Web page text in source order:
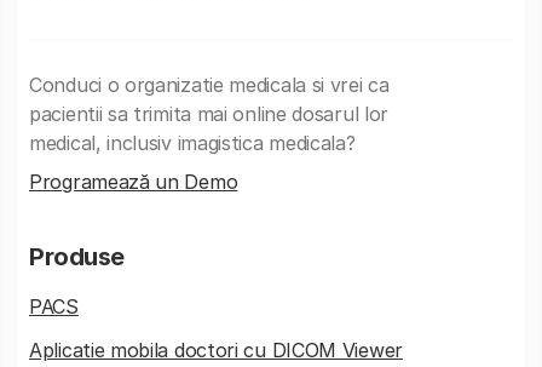
Conduci o organizatie medicala si vrei ca
pacientii sa trimita mai online dosarul lor
medical, inclusiv imagistica medicala?
Programează un Demo
Produse
PACS
Aplicatie mobila doctori cu DICOM Viewer